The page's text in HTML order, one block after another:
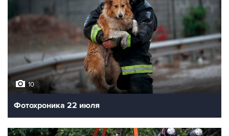
10
Фотохроника 22 июля